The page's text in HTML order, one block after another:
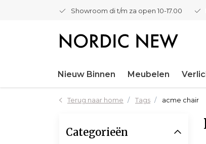
Showroom di t/m za open 10-17.00
Nieuw Binnen Meubelen
Terug naar home Tags acme chair
Categorieën